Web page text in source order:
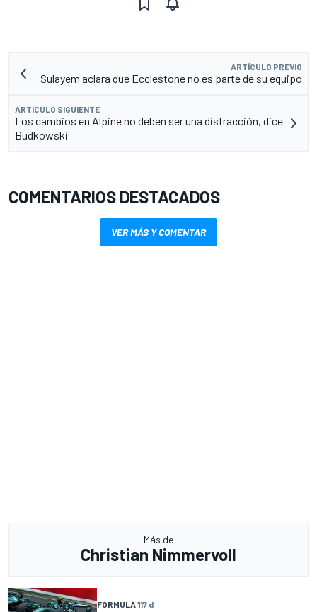
ARTÍCULO PREVIO
Sulayem aclara que Ecclestone no es parte de su equipo
ARTÍCULO SIGUIENTE
Los cambios en Alpine no deben ser una distracción, dice
Budkowski
COMENTARIOS DESTACADOS
VER MÁS Y COMENTAR
Más de
Christian Nimmervoll
FÓRMULA 117 d